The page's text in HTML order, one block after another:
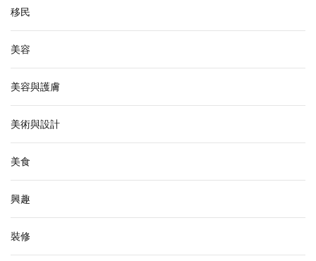
移民
美容
美容與護膚
美術與設計
美食
興趣
裝修